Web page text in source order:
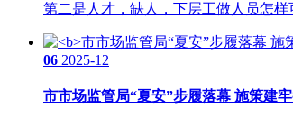
第二是人才，缺人，下层工做人员怎
06 2025-12
市市场监管局“夏安”步履落幕 施策建